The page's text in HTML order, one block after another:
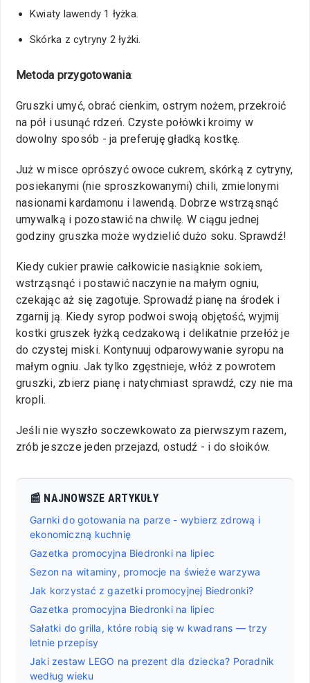
Kwiaty lawendy 1 łyżka.
Skórka z cytryny 2 łyżki.
Metoda przygotowania:
Gruszki umyć, obrać cienkim, ostrym nożem, przekroić
na pół i usunąć rdzeń. Czyste połówki kroimy w
dowolny sposób - ja preferuję gładką kostkę.
Już w misce oprószyć owoce cukrem, skórką z cytryny,
posiekanymi (nie sproszkowanymi) chili, zmielonymi
nasionami kardamonu i lawendą. Dobrze wstrząsnąć
umywalką i pozostawić na chwilę. W ciągu jednej
godziny gruszka może wydzielić dużo soku. Sprawdź!
Kiedy cukier prawie całkowicie nasiąknie sokiem,
wstrząsnąć i postawić naczynie na małym ogniu,
czekając aż się zagotuje. Sprowadź pianę na środek i
zgarnij ją. Kiedy syrop podwoi swoją objętość, wyjmij
kostki gruszek łyżką cedzakową i delikatnie przełóż je
do czystej miski. Kontynuuj odparowywanie syropu na
małym ogniu. Jak tylko zgęstnieje, włóż z powrotem
gruszki, zbierz pianę i natychmiast sprawdź, czy nie ma
kropli.
Jeśli nie wyszło soczewkowato za pierwszym razem,
zrób jeszcze jeden przejazd, ostudź - i do słoików.
📰 NAJNOWSZE ARTYKUŁY
Garnki do gotowania na parze - wybierz zdrową i
ekonomiczną kuchnię
Gazetka promocyjna Biedronki na lipiec
Sezon na witaminy, promocje na świeże warzywa
Jak korzystać z gazetki promocyjnej Biedronki?
Gazetka promocyjna Biedronki na lipiec
Sałatki do grilla, które robią się w kwadrans — trzy
letnie przepisy
Jaki zestaw LEGO na prezent dla dziecka? Poradnik
według wieku